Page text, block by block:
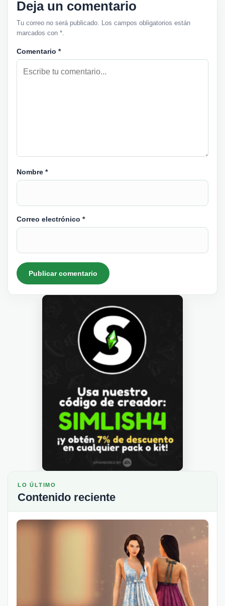
Deja un comentario
Tu correo no será publicado. Los campos obligatorios están
marcados con *.
Comentario *
Nombre *
Correo electrónico *
LO ÚLTIMO
Contenido reciente